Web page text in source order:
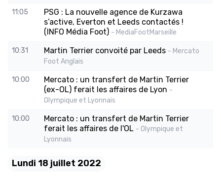
11:05
PSG : La nouvelle agence de Kurzawa
s’active, Everton et Leeds contactés !
(INFO Média Foot) - MediaFootMarseille
10:31 Martin Terrier convoité par Leeds - Mercato
Foot Anglais
10:00
Mercato : un transfert de Martin Terrier
(ex-OL) ferait les affaires de Lyon -
Olympique et Lyonnais
10:00
Mercato : un transfert de Martin Terrier
ferait les affaires de l'OL - Olympique et
Lyonnais
Lundi 18 juillet 2022